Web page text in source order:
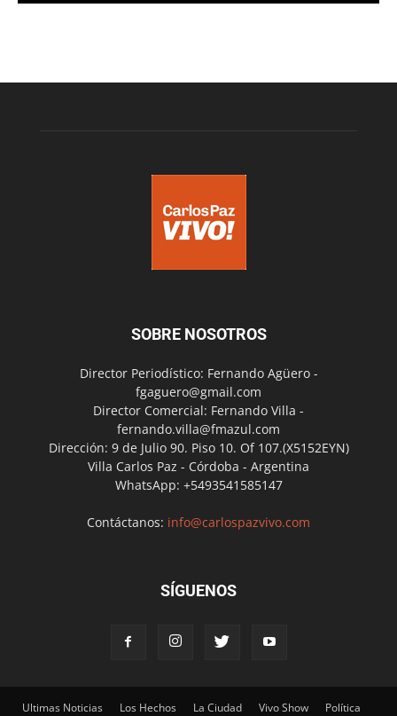
SOBRE NOSOTROS
Director Periodístico: Fernando Agüero -
fgaguero@gmail.com
Director Comercial: Fernando Villa -
fernando.villa@fmazul.com
Dirección: 9 de Julio 90. Piso 10. Of 107.(X5152EYN)
Villa Carlos Paz - Córdoba - Argentina
WhatsApp: +5493541585147
Contáctanos: info@carlospazvivo.com
SÍGUENOS
Ultimas Noticias Los Hechos La Ciudad Vivo Show Política